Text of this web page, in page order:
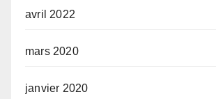
avril 2022
mars 2020
janvier 2020